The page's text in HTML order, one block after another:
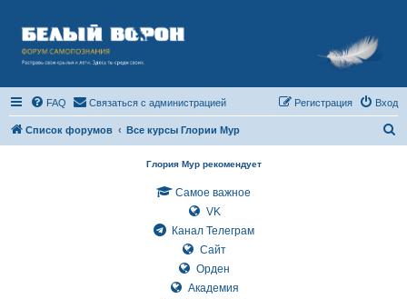
FAQ Связаться с администрацией Вход
Регистрация
Список форумов Все курсы Глории Мур
Глория Мур рекомендует
Самое важное
VK
Канал Телеграм
Сайт
Орден
Академия